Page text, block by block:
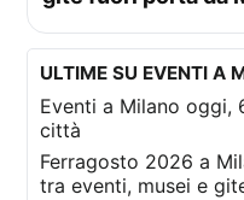
ULTIME SU EVENTI A
Eventi a Milano oggi,
città
Ferragosto 2026 a
tra eventi, musei e